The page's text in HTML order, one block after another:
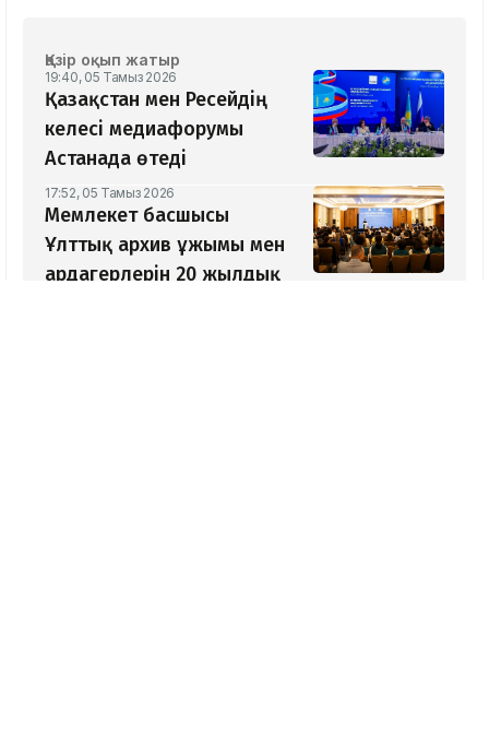
Қазір оқып жатыр
19:40, 05 Тамыз 2026
Қазақстан мен Ресейдің
келесі медиафорумы
Астанада өтеді
17:52, 05 Тамыз 2026
Мемлекет басшысы
Ұлттық архив ұжымы мен
ардагерлерін 20 жылдық